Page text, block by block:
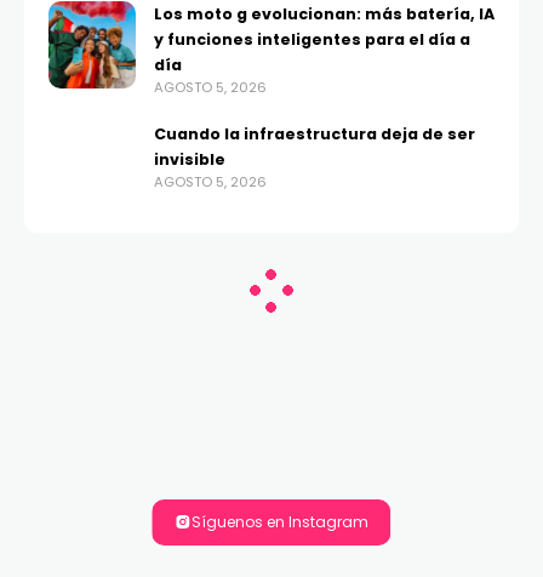
Los moto g evolucionan: más batería, IA
y funciones inteligentes para el día a
día
AGOSTO 5, 2026
Cuando la infraestructura deja de ser
invisible
AGOSTO 5, 2026
Síguenos en Instagram